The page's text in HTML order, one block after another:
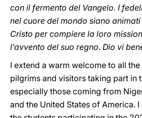
con il fermento del Vangelo. I
nel cuore del mondo siano
Cristo per compiere la loro
l’avvento del suo regno. Dio vi
I extend a warm welcome to all
pilgrims and visitors taking part in
especially those coming from
and the United States of America.